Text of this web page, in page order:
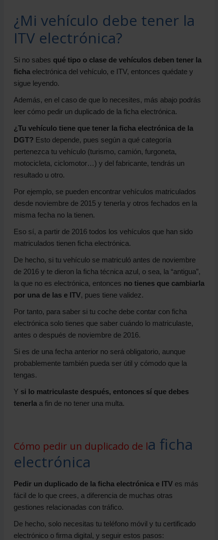
¿Mi vehículo debe tener la
ITV electrónica?
Si no sabes qué tipo o clase de vehículos deben tener la
fichaelectrónica del vehículo, e ITV, entonces quédate y
sigue leyendo.
Además, en el caso de que lo necesites, más abajo podrás
leer cómo pedir un duplicado de la ficha electrónica.
¿Tu vehículo tiene que tener la ficha electrónica de la
DGT? Esto depende, pues según a qué categoría
pertenezca tu vehículo (turismo, camión, furgoneta,
motocicleta, ciclomotor…) y del fabricante, tendrás un
resultado u otro.
Por ejemplo, se pueden encontrar vehículos matriculados
desde noviembre de 2015 y tenerla y otros fechados en la
misma fecha no la tienen.
Eso sí, a partir de 2016 todos los vehículos que han sido
matriculados tienen ficha electrónica.
De hecho, si tu vehículo se matriculó antes de noviembre
de 2016 y te dieron la ficha técnica azul, o sea, la “antigua”,
la que no es electrónica, entonces no tienes que cambiarla
por una de las e ITV, pues tiene validez.
Por tanto, para saber si tu coche debe contar con ficha
electrónica solo tienes que saber cuándo lo matriculaste,
antes o después de noviembre de 2016.
Si es de una fecha anterior no será obligatorio, aunque
probablemente también pueda ser útil y cómodo que la
tengas.
Y si lo matriculaste después, entonces sí que debes
tenerlaa fin de no tener una multa.
Cómo pedir un duplicado de la ficha
electrónica
Pedir un duplicado de la ficha electrónica e ITVes más
fácil de lo que crees, a diferencia de muchas otras
gestiones relacionadas con tráfico.
De hecho, solo necesitas tu teléfono móvil y tu certificado
electrónico o firma digital, y seguir estos pasos: